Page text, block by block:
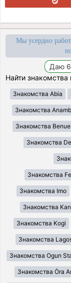
Мы усердно
Найти знакомства
Знакомства Abia
Знакомства
Знакомства Benue
Знакомства
Знакомства
Знакомства Imo
Знакомства
Знакомства Kogi
Знакомства
Знакомства Ogun
Знакомства Ȯra